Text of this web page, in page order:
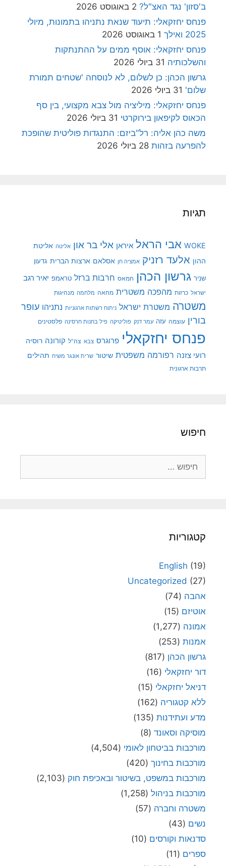
ב'סזון' נגד האצ"ל? 2 באוגוסט 2026
פנחס יחזקאלי: תיעוד שנאת נתניהו בתמונות, מיולי
2025 ואילך
1 באוגוסט 2026
פנחס יחזקאלי: אוסף ממים על ההתנתקות
והשלכותיה 31 ביולי 2026
גרשון הכהן: כן לשלום, לא לנוסחה 'שטחים תמורת
שלום' 31 ביולי 2026
פנחס יחזקאלי: מיליציה מול צבא מקצועי, בין סף
הכאוס לקיפאון בירוקרטי 31 ביולי 2026
משה כהן אליה: רל"ביזם: התנגדות פוליטית שהופכת
להפרעה בזהות 28 ביולי 2026
תגיות
WOKE אבי הראל איראן אלי בר און אליטה אליטת
ההון אלעד רזניק אמציה חן אסלאם ארצות הברית גדעון
שניר גרשון הכהן חמאס חרבות ברזל טראמפ יאיר רגב
ישראל כרזות מהפכה משטרית מחאה מלחמה מנהיגות
משטרה משטרת ישראל ניתוח רשתות ארגוניות נתניהו עופר
בורין עוצמה עזה עמר דנק פוליטיקה פיל בחנות חרסינה פלסטינים
פנחס יחזקאלי פרוגרס צבא צה"ל קורונה רוסיה
רועי צזנה רפורמה משפטית שיטור שרית אונגר משיח תהילים
תרבות ארגונית
חיפוש
קטגוריות
English (19)
Uncategorized (27)
אהבה (74)
אוטיזם (15)
אמונה (1,277)
אמנות (253)
גרשון הכהן (817)
דור יחזקאלי (16)
דניאל יחזקאלי (15)
ללא קטגוריה (162)
מדע ועתידנות (135)
מוסיקה וסאונד (8)
מורכבות בביטחון לאומי (4,504)
מורכבות בחינוך (420)
מורכבות במשפט, בשיטור ובאכיפת חוק (2,103)
מורכבות בניהול (1,258)
משטרה וחברה (57)
נשים (43)
סדנאות וקורסים (10)
ספרים (11)